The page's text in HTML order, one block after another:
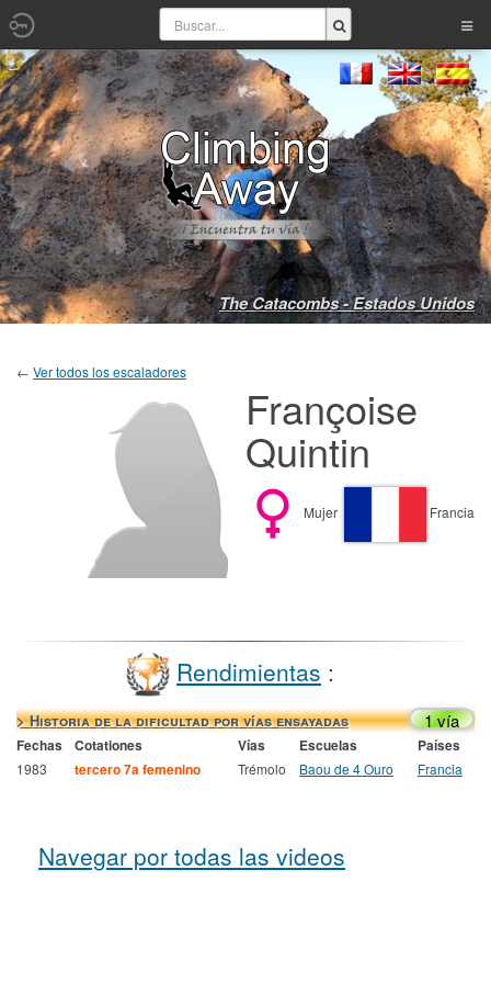
The Catacombs - Estados Unidos
← Ver todos los escaladores
Françoise
Quintin
Mujer Francia
Rendimientas :
> Historia de la dificultad por vías ensayadas 1 vía
Fechas Cotationes Vías Escuelas Países
1983 tercero 7a femenino Trémolo Baou de 4 Ouro Francia
Navegar por todas las videos